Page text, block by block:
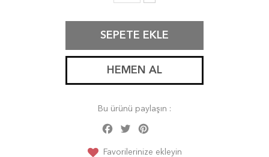
SEPETE EKLE
HEMEN AL
Bu ürünü paylaşın :
Facebook
Twitter
Favorilerinize ekleyin